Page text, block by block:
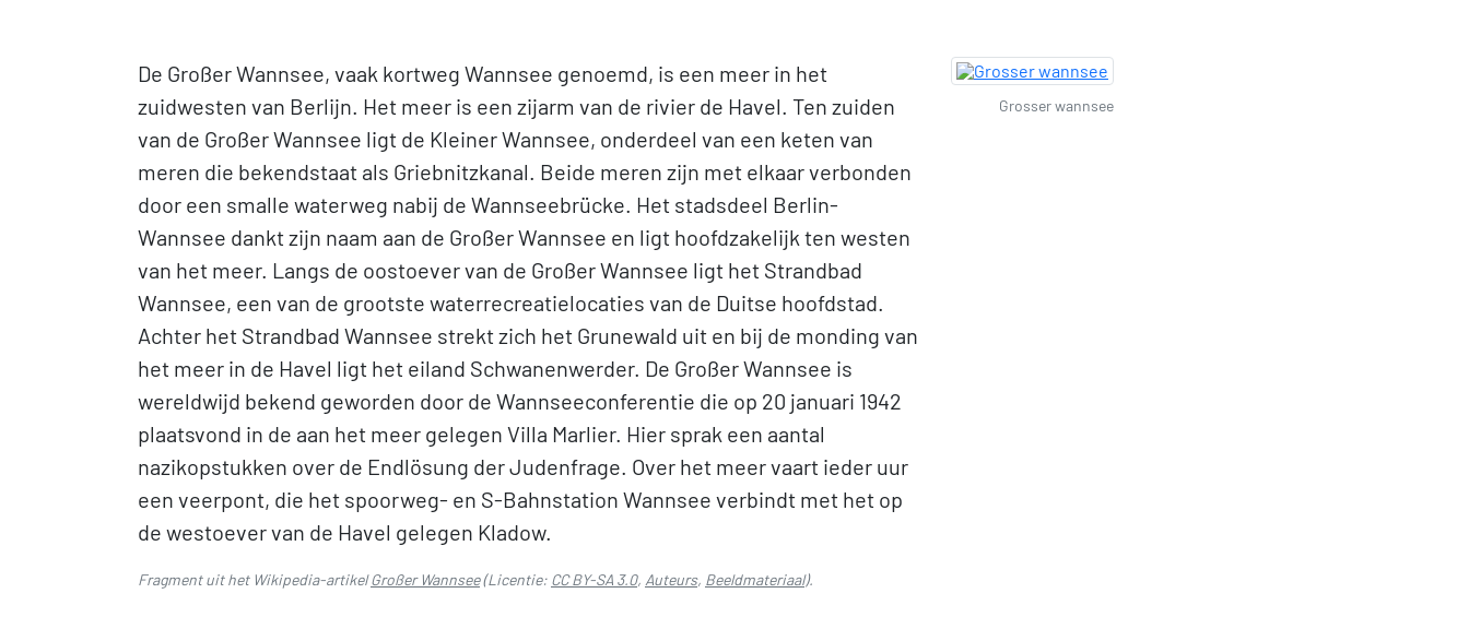
De Großer Wannsee, vaak kortweg Wannsee genoemd, is een meer in het
zuidwesten van Berlijn. Het meer is een zijarm van de rivier de Havel. Ten zuiden
van de Großer Wannsee ligt de Kleiner Wannsee, onderdeel van een keten van
meren die bekendstaat als Griebnitzkanal. Beide meren zijn met elkaar verbonden
door een smalle waterweg nabij de Wannseebrücke. Het stadsdeel Berlin-
Wannsee dankt zijn naam aan de Großer Wannsee en ligt hoofdzakelijk ten westen
van het meer. Langs de oostoever van de Großer Wannsee ligt het Strandbad
Wannsee, een van de grootste waterrecreatielocaties van de Duitse hoofdstad.
Achter het Strandbad Wannsee strekt zich het Grunewald uit en bij de monding van
het meer in de Havel ligt het eiland Schwanenwerder. De Großer Wannsee is
wereldwijd bekend geworden door de Wannseeconferentie die op 20 januari 1942
plaatsvond in de aan het meer gelegen Villa Marlier. Hier sprak een aantal
nazikopstukken over de Endlösung der Judenfrage. Over het meer vaart ieder uur
een veerpont, die het spoorweg- en S-Bahnstation Wannsee verbindt met het op
de westoever van de Havel gelegen Kladow.
Fragment uit het Wikipedia-artikelGroßer Wannsee(Licentie: CC BY-SA 3.0, Auteurs, Beeldmateriaal).
Grosser wannsee